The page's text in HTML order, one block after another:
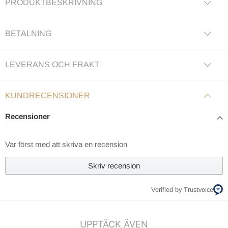
PRODUKTBESKRIVNING
BETALNING
LEVERANS OCH FRAKT
KUNDRECENSIONER
Recensioner
Var först med att skriva en recension
Skriv recension
Verified by Trustvoice
UPPTÄCK ÄVEN